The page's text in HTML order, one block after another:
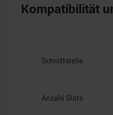
Kompatibilität
Schnittstelle
Anzahl Slots